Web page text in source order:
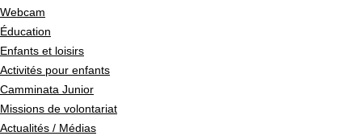
Webcam
Éducation
Enfants et loisirs
Activités pour enfants
Camminata Junior
Missions de volontariat
Actualités / Médias